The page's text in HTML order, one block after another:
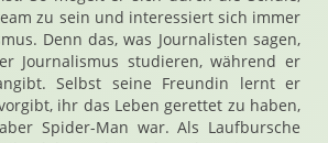
zu sein und interessiert sich immer
Denn das, was Journalisten sagen,
Journalismus studieren, während er
Selbst seine Freundin lernt er
ihr das Leben gerettet zu haben,
Spider-Man war. Als Laufbursche